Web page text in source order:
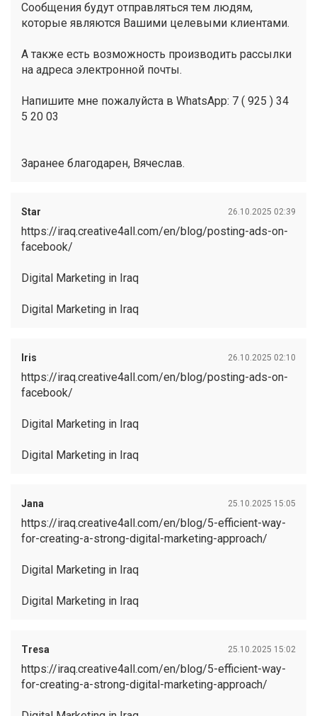
Сообщения будут отправляться тем людям,
которые являются Вашими целевыми клиентами.
А также есть возможность производить рассылки
на адреса электронной почты.
Напишите мне пожалуйста в WhatsApp: 7 ( 925 ) 34
5 20 03
Заранее благодарен, Вячеслав.
Star 26.10.2025 02:39
https://iraq.creative4all.com/en/blog/posting-ads-on-
facebook/
Digital Marketing in Iraq
Digital Marketing in Iraq
Iris 26.10.2025 02:10
https://iraq.creative4all.com/en/blog/posting-ads-on-
facebook/
Digital Marketing in Iraq
Digital Marketing in Iraq
Jana 25.10.2025 15:05
https://iraq.creative4all.com/en/blog/5-efficient-way-
for-creating-a-strong-digital-marketing-approach/
Digital Marketing in Iraq
Digital Marketing in Iraq
Tresa 25.10.2025 15:02
https://iraq.creative4all.com/en/blog/5-efficient-way-
for-creating-a-strong-digital-marketing-approach/